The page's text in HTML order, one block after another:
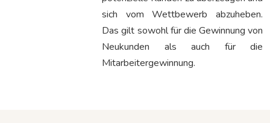
sich vom Wettbewerb abzuheben.
Das gilt sowohl für die Gewinnung von
Neukunden als auch für die
Mitarbeitergewinnung.